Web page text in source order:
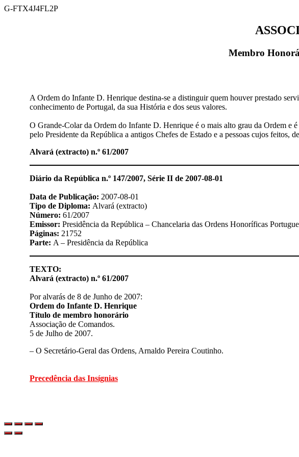
G-FTX4J4FL2PSaltar
Membro
A Ordem do Infante D. Henrique destina-se a distinguir quem houver prestado
conhecimento de Portugal, da sua História e dos seus valores.
O Grande-Colar da Ordem do Infante D. Henrique é o mais alto grau da Ordem e
pelo Presidente da República a antigos Chefes de Estado e a pessoas cujos feitos,
Alvará (extracto) n.º 61/2007
Diário da República n.º 147/2007, Série II de 2007-08-01
Data de Publicação: 2007-08-01
Tipo de Diploma: Alvará (extracto)
Número: 61/2007
Emissor: Presidência da República – Chancelaria das Ordens Honoríficas
Páginas: 21752
Parte: A – Presidência da República
TEXTO:
Alvará (extracto) n.º 61/2007
Por alvarás de 8 de Junho de 2007:
Ordem do Infante D. Henrique
Título de membro honorário
Associação de Comandos.
5 de Julho de 2007.
– O Secretário-Geral das Ordens, Arnaldo Pereira Coutinho.
Precedência das Insígnias